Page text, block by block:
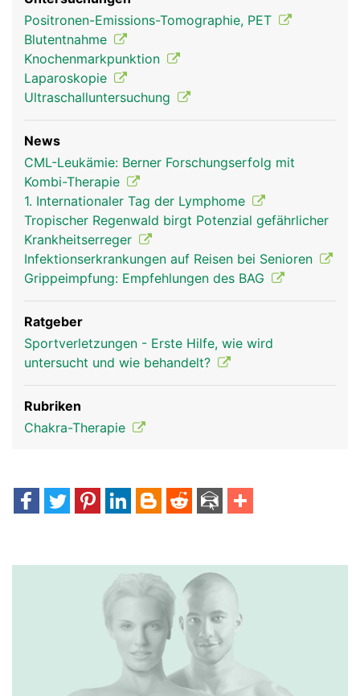
Positronen-Emissions-Tomographie, PET
Blutentnahme
Knochenmarkpunktion
Laparoskopie
Ultraschalluntersuchung
News
CML-Leukämie: Berner Forschungserfolg mit
Kombi-Therapie
1. Internationaler Tag der Lymphome
Tropischer Regenwald birgt Potenzial gefährlicher
Krankheitserreger
Infektionserkrankungen auf Reisen bei Senioren
Grippeimpfung: Empfehlungen des BAG
Ratgeber
Sportverletzungen - Erste Hilfe, wie wird
untersucht und wie behandelt?
Rubriken
Chakra-Therapie